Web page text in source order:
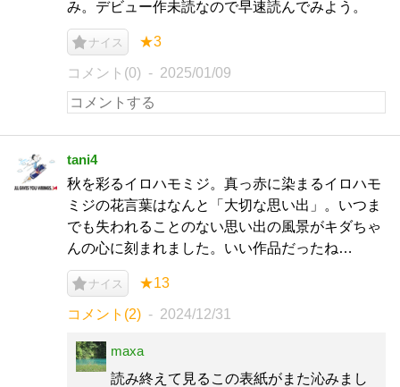
み。デビュー作未読なので早速読んでみよう。
ナイス ★3
コメント(0) 2025/01/09
tani4
秋を彩るイロハモミジ。真っ赤に染まるイロハモ
ミジの花言葉はなんと「大切な思い出」。いつま
でも失われることのない思い出の風景がキダちゃ
んの心に刻まれました。いい作品だったね…
ナイス ★13
コメント(2) 2024/12/31
maxa
読み終えて見るこの表紙がまた沁みまし